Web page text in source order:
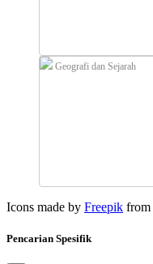
Geografi dan Sejarah
Icons made by Freepik from
Pencarian Spesifik